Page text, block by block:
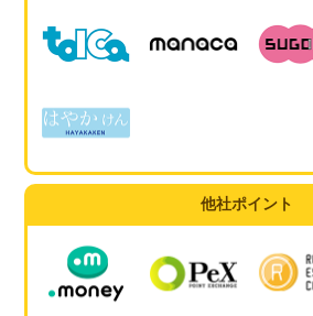
他社ポイント